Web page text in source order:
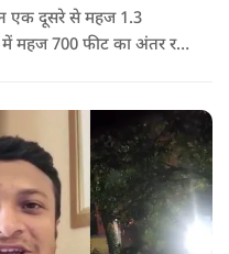
एक दूसरे से महज 1.3
में महज 700 फीट का अंतर रह